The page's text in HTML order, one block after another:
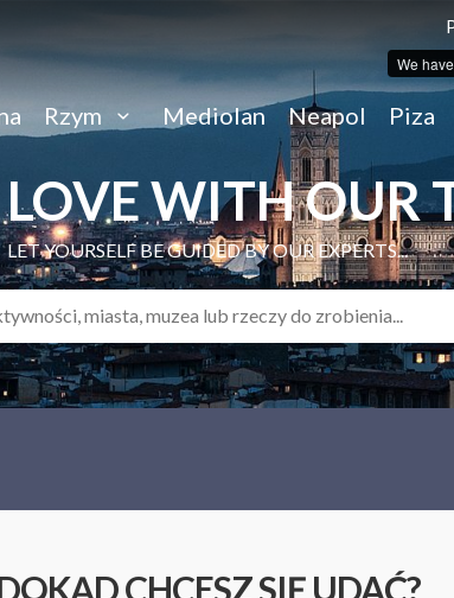
We
Rzym Mediolan Neapol Piza
WITH OUR
LET YOURSELF BE GUIDED BY OUR EXPERTS...
CHCESZ SIĘ UDAĆ?